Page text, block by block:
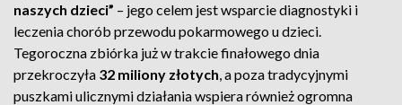
naszych dzieci” – jego celem jest wsparcie diagnostyki i
leczenia chorób przewodu pokarmowego u dzieci.
Tegoroczna zbiórka już w trakcie finałowego dnia
przekroczyła 32 miliony złotych, a poza tradycyjnymi
puszkami ulicznymi działania wspiera również ogromna